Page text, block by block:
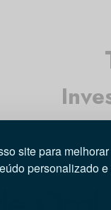
site para
personalizado